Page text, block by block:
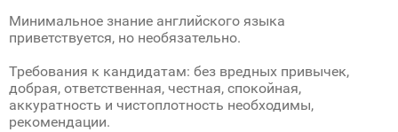
Минимальное знание английского языка
приветствуется, но необязательно.
Требования к кандидатам: без вредных привычек,
добрая, ответственная, честная, спокойная,
аккуратность и чистоплотность необходимы,
рекомендации.